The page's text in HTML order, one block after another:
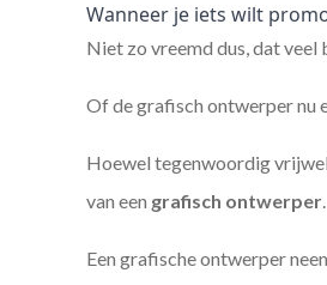
Wanneer je iets wilt
Niet zo vreemd dus, dat veel
Of de grafisch ontwerper nu
Hoewel tegenwoordig
van een grafisch ontwerper.
Een grafische ontwerper